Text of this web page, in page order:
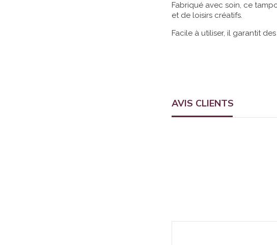
Fabriqué avec soin, ce
et de loisirs créatifs.
Facile à utiliser, il garantit
AVIS CLIENTS